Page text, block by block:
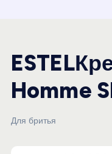
Homme
Для бритья